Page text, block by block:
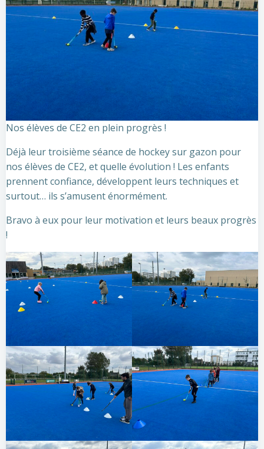
Nos élèves de CE2 en plein progrès !
Déjà leur troisième séance de hockey sur gazon pour
nos élèves de CE2, et quelle évolution ! Les enfants
prennent confiance, développent leurs techniques et
surtout… ils s’amusent énormément.
Bravo à eux pour leur motivation et leurs beaux progrès
!